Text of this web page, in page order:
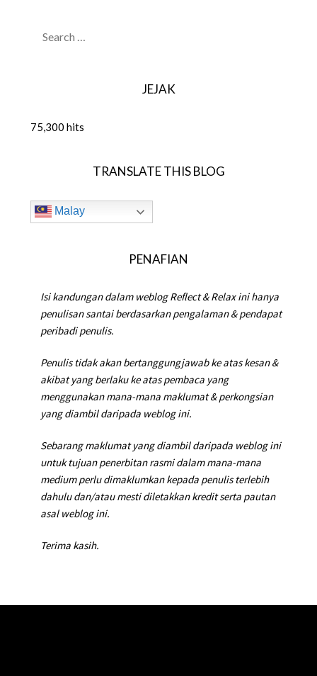
FOR:
JEJAK
75,300 hits
TRANSLATE THIS BLOG
Malay
PENAFIAN
Isi kandungan dalam weblog Reflect & Relax ini hanya
penulisan santai berdasarkan pengalaman & pendapat
peribadi penulis.
Penulis tidak akan bertanggungjawab ke atas kesan &
akibat yang berlaku ke atas pembaca yang
menggunakan mana-mana maklumat & perkongsian
yang diambil daripada weblog ini.
Sebarang maklumat yang diambil daripada weblog ini
untuk tujuan penerbitan rasmi dalam mana-mana
medium perlu dimaklumkan kepada penulis terlebih
dahulu dan/atau mesti diletakkan kredit serta pautan
asal weblog ini.
Terima kasih.